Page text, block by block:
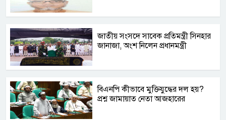
জাতীয় সংসদে সাবেক প্রতিমন্ত্রী সিনহার
জানাজা, অংশ নিলেন প্রধানমন্ত্রী
বিএনপি কীভাবে মুক্তিযুদ্ধের দল হয়?
প্রশ্ন জামায়াত নেতা আজহারের